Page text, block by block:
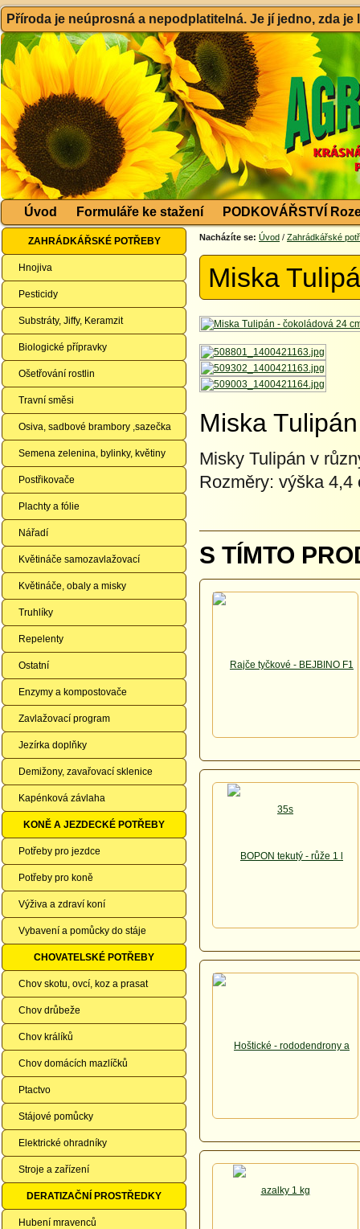
Příroda je neúprosná a nepodplatitelná. Je jí jedno, zda
Úvod Formuláře ke stažení PODKOVÁŘSTVÍ
ZAHRÁDKÁŘSKÉ POTŘEBY
Hnojiva
Pesticidy
Substráty, Jiffy, Keramzit
Biologické přípravky
Ošetřování rostlin
Travní směsi
Osiva, sadbové brambory ,sazečka
Semena zelenina, bylinky, květiny
Postřikovače
Plachty a fólie
Nářadí
Květináče samozavlažovací
Květináče, obaly a misky
Truhlíky
Repelenty
Ostatní
Enzymy a kompostovače
Zavlažovací program
Jezírka doplňky
Demižony, zavařovací sklenice
Kapénková závlaha
KONĚ A JEZDECKÉ POTŘEBY
Potřeby pro jezdce
Potřeby pro koně
Výživa a zdraví koní
Vybavení a pomůcky do stáje
CHOVATELSKÉ POTŘEBY
Chov skotu, ovcí, koz a prasat
Chov drůbeže
Chov králíků
Chov domácích mazlíčků
Ptactvo
Stájové pomůcky
Elektrické ohradníky
Stroje a zařízení
DERATIZAČNÍ PROSTŘEDKY
Hubení mravenců
Nacházíte se: Úvod / Zahrádkářské
Miska
Miska
Misky Tulipán v
Rozměry: výška
S TÍMTO